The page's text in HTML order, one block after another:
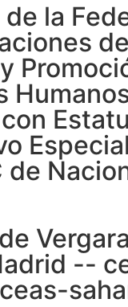
la
de
de
--